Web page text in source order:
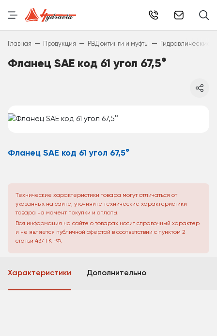
Главная — Продукция — РВД фитинги и муфты — Гидравлические
Фланец SAE код 61 угол 67,5°
Фланец SAE код 61 угол 67,5°
Технические характеристики товара могут отличаться от
указанных на сайте, уточняйте технические характеристики
товара на момент покупки и оплаты.
Вся информация на сайте о товарах носит справочный характер
и не является публичной офертой в соответствии с пунктом 2
статьи 437 ГК РФ.
Характеристики Дополнительно